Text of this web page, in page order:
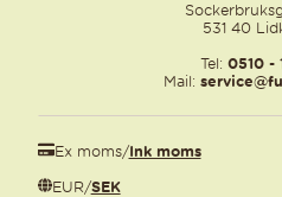
531 40
Tel: 0510 -
Mail:
Ex moms/Ink moms
EUR/SEK